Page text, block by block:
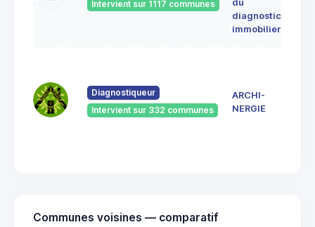
Intervient sur 1117 communes
du
diagnostic
immobilier
Diagnostiqueur
Intervient sur 332 communes
ARCHI-
NERGIE
Communes voisines — comparatif